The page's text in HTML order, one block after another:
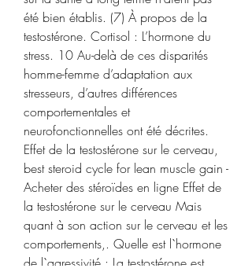
été bien établis. (7) À propos de la
testostérone. Cortisol : L’hormone du
stress. 10 Au-delà de ces disparités
homme-femme d’adaptation aux
stresseurs, d’autres différences
comportementales et
neurofonctionnelles ont été décrites.
Effet de la testostérone sur le cerveau,
best steroid cycle for lean muscle gain -
Acheter des stéroïdes en ligne Effet de
la testostérone sur le cerveau Mais
quant à son action sur le cerveau et les
comportements,. Quelle est l`hormone
de l`agressivité : La testostérone est